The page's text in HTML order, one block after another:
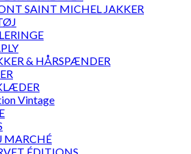
SAINT MICHEL JAKKER
& HÅRSPÆNDER
Vintage
MARCHÉ